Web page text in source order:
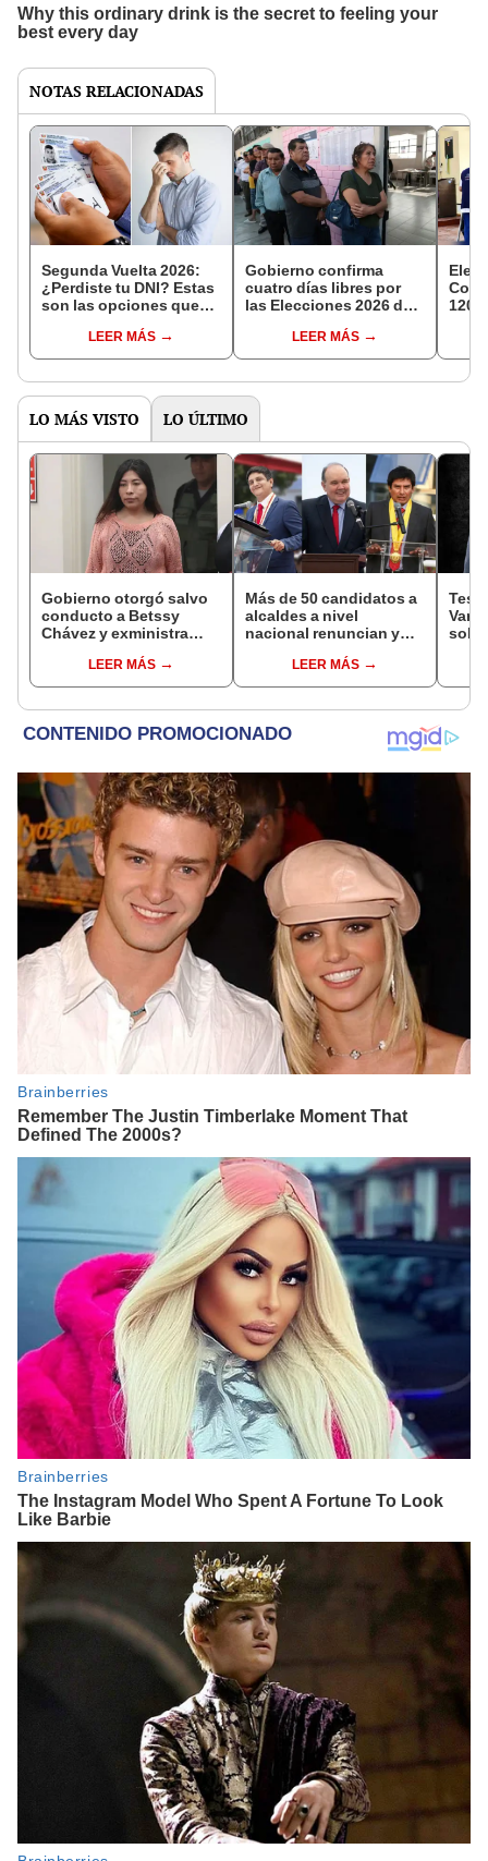
NOTAS RELACIONADAS
Segunda Vuelta 2026:
¿Perdiste tu DNI? Estas
son las opciones que
de junio y evitar la multa
de hasta S/110
LEER MÁS
Gobierno confirma
cuatro días libres por
las Elecciones 2026 del
quiénes beneficia la
medida
LEER MÁS
LO MÁS VISTO LO ÚLTIMO
Gobierno otorgó salvo
conducto a Betssy
Chávez y exministra
madrugadaLEER MÁS
Más de 50 candidatos a
alcaldes a nivel
nacional renuncian y
encubiertaLEER MÁS